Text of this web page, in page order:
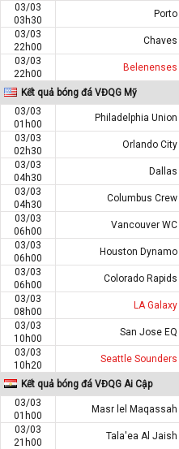
03/03
03h30
Porto
03/03
22h00
Chaves
03/03
22h00
Belenenses
Kết quả bóng đá VĐQG Mỹ
03/03
01h00
Philadelphia Union
03/03
02h30
Orlando City
03/03
04h30
Dallas
03/03
04h30
Columbus Crew
03/03
06h00
Vancouver WC
03/03
06h00
Houston Dynamo
03/03
06h00
Colorado Rapids
03/03
08h00
LA Galaxy
03/03
10h00
San Jose EQ
03/03
10h20
Seattle Sounders
Kết quả bóng đá VĐQG Ai Cập
03/03
01h00
Masr lel Maqassah
03/03
21h00
Tala'ea Al Jaish